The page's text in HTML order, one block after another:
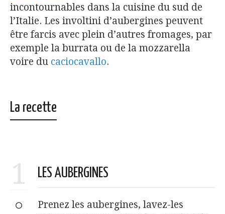
incontournables dans la cuisine du sud de
l’Italie. Les involtini d’aubergines peuvent
être farcis avec plein d’autres fromages, par
exemple la burrata ou de la mozzarella
voire du caciocavallo.
La recette
1 LES AUBERGINES
Prenez les aubergines, lavez-les